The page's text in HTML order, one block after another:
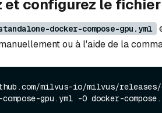
et configurez le fichier
docker-compose-gpu.yml
ou à l'aide de la
milvus-io/milvus/releases/
gpu.yml -O docker-